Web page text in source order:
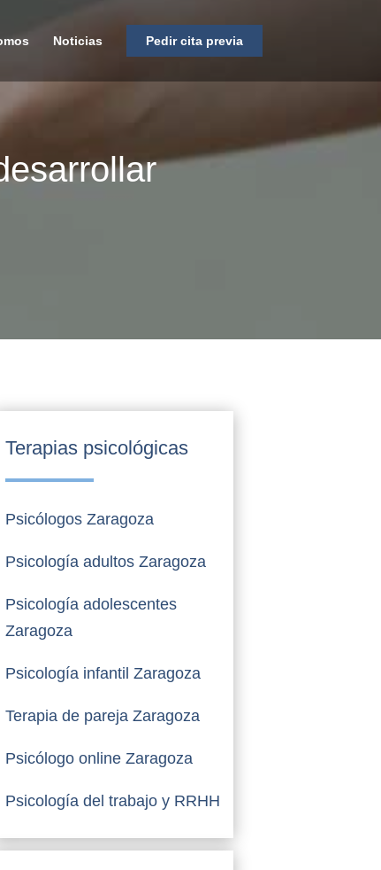
Noticias Pedir cita previa
Terapias psicológicas
Psicólogos Zaragoza
Psicología adultos Zaragoza
Psicología adolescentes
Zaragoza
Psicología infantil Zaragoza
Terapia de pareja Zaragoza
Psicólogo online Zaragoza
Psicología del trabajo y RRHH